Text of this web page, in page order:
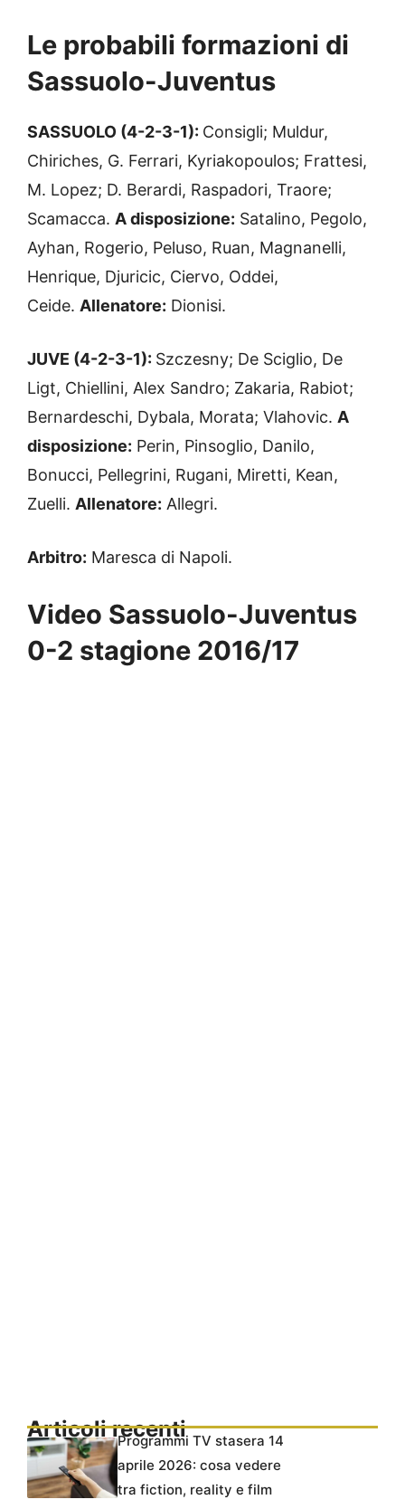
Le probabili formazioni di
Sassuolo-Juventus
SASSUOLO (4-2-3-1): Consigli; Muldur,
Chiriches, G. Ferrari, Kyriakopoulos; Frattesi,
M. Lopez; D. Berardi, Raspadori, Traore;
Scamacca. A disposizione: Satalino, Pegolo,
Ayhan, Rogerio, Peluso, Ruan, Magnanelli,
Henrique, Djuricic, Ciervo, Oddei,
Ceide. Allenatore: Dionisi.
JUVE (4-2-3-1): Szczesny; De Sciglio, De
Ligt, Chiellini, Alex Sandro; Zakaria, Rabiot;
Bernardeschi, Dybala, Morata; Vlahovic. A
disposizione: Perin, Pinsoglio, Danilo,
Bonucci, Pellegrini, Rugani, Miretti, Kean,
Zuelli. Allenatore: Allegri.
Arbitro: Maresca di Napoli.
Video Sassuolo-Juventus
0-2 stagione 2016/17
Articoli recentiProgrammi TV stasera 14
aprile 2026: cosa vedere
tra fiction, reality e film